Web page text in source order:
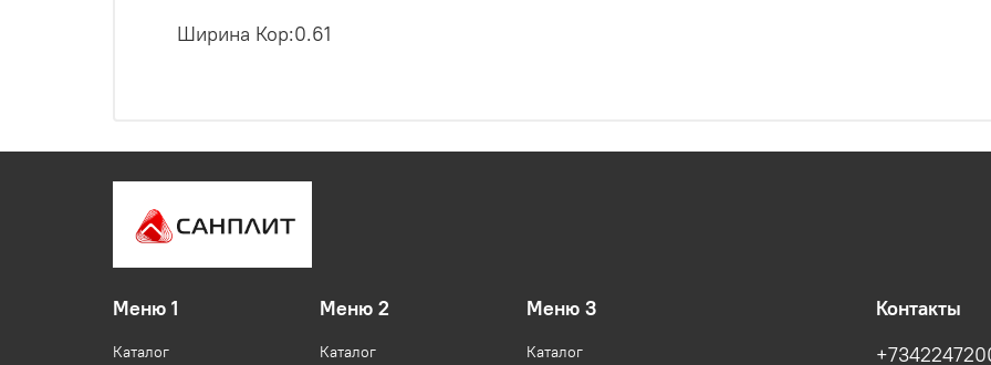
Ширина Кор:0.61
Меню 1
Каталог
Меню 2
Каталог
Меню 3
Каталог
Контакты